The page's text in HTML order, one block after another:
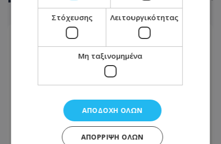
ΑΣΤΥΝΟΜΙΚΟ ΡΕΠΟΡΤΑΖ
Παραμένει στη φυλακή η Γερμανίδα για τον
σφετερισμό ε/κ περιουσιών - Αναβλήθηκε η
δίκη, πότε συνεχίζεται
07.08.2026 - 19:45
Άγκυρα, Ριάντ και Ισλαμαμπάντ: Ο νέος ισχυρός
Στόχευσης Λειτουργικότητας
Μη ταξινομημένα
ΑΠΟΔΟΧΉ ΌΛΩΝ
ΑΠΌΡΡΙΨΗ ΌΛΩΝ